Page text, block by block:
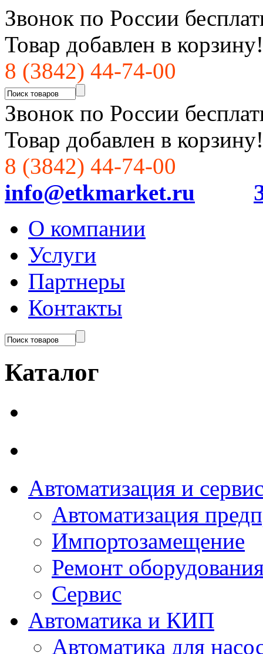
Звонок по России
Товар добавлен в корзину!
8 (3842) 44-74-00
Звонок по России
Товар добавлен в корзину!
8 (3842) 44-74-00
info@etkmarket.ru
О компании
Услуги
Партнеры
Контакты
Каталог
Автоматизация и
Автоматизация
Импортозамещение
Ремонт
Сервис
Автоматика и КИП
Автоматика для